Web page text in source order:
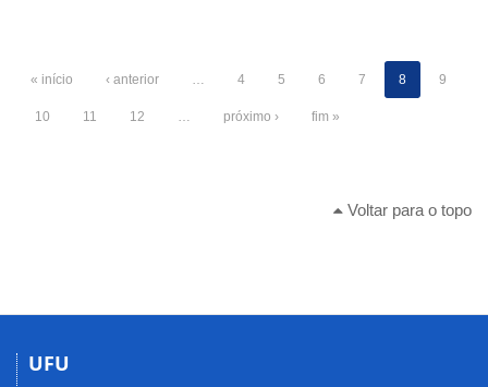
« início ‹ anterior 4 5 6 7 8 9
10 11 12 próximo › fim »
Voltar para o topo
UFU